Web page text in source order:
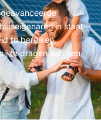
in staat
te bereiken,
te dragen aan een